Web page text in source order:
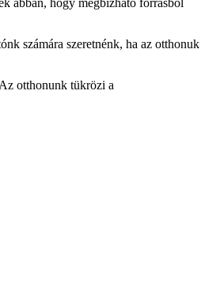
abban, hogy megbízható forrásból
számára szeretnénk, ha az otthonuk
otthonunk tükrözi a